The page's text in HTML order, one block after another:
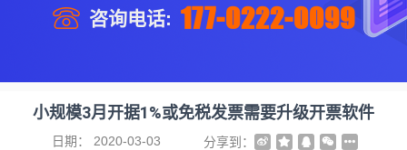
咨询电话: 177-0222-0099
小规模3月开据1%或免税发票需要升级开票软件
日期： 2020-03-03 分享到：